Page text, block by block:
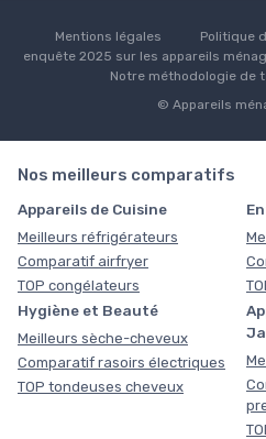
Mentions légales Politique
enquête 2025 sur les appareils
Notre méthodologie de
© Appareils
Nos meilleurs comparatifs
Appareils de Cuisine
Meilleurs réfrigérateurs
Comparatif airfryer
TOP congélateurs
Hygiène et Beauté
Meilleurs sèche-cheveux
Comparatif rasoirs électriques
TOP tondeuses cheveux